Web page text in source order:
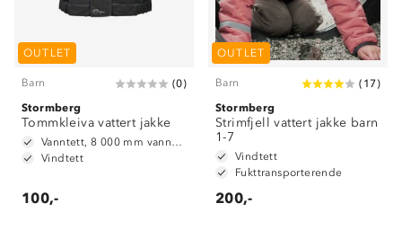
OUTLET
Barn (0)
Stormberg
Tommkleiva vattert jakke
Vanntett, 8 000 mm vannsøyle
Vindtett
100,-
OUTLET
Barn ( 17)
Stormberg
Strimfjell vattert jakke barn
1-7
Vindtett
Fukttransporterende
200,-